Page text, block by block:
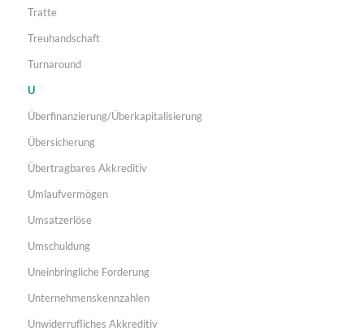
Tratte
Treuhandschaft
Turnaround
U
Überfinanzierung/Überkapitalisierung
Übersicherung
Übertragbares Akkreditiv
Umlaufvermögen
Umsatzerlöse
Umschuldung
Uneinbringliche Forderung
Unternehmenskennzahlen
Unwiderrufliches Akkreditiv